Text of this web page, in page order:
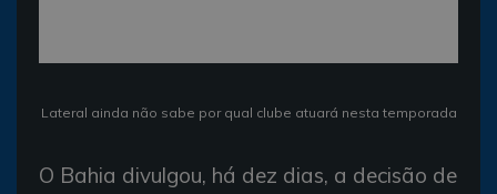
Lateral ainda não sabe por qual clube atuará nesta temporada
O Bahia divulgou, há dez dias, a decisão de